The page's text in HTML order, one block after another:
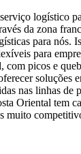
logístico
da zona
para nós.
para
com picos e
soluções
nas linhas de
Oriental tem
muito